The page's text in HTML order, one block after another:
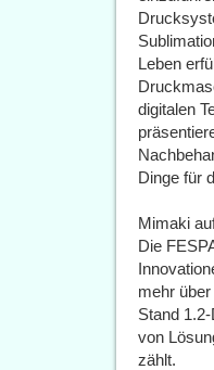
Leben
digitalen
Dinge für
Mimaki
Die
mehr
Stand
von
zählt.